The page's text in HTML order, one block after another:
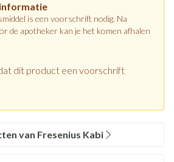
is een voorschrift nodig. Na
de apotheker kan je het komen afhalen
dit product een voorschrift
van Fresenius Kabi